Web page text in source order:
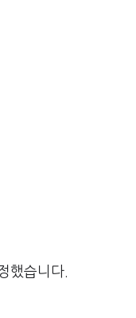
했습니다.